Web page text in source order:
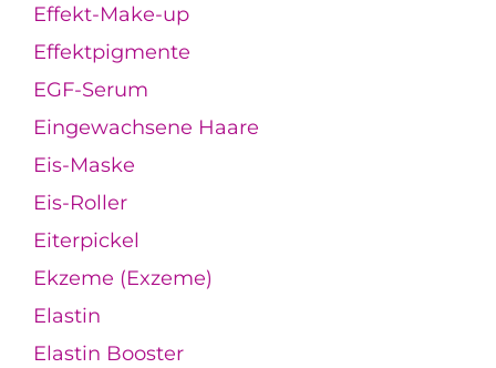
Effekt-Make-up
Effektpigmente
EGF-Serum
Eingewachsene Haare
Eis-Maske
Eis-Roller
Eiterpickel
Ekzeme (Exzeme)
Elastin
Elastin Booster